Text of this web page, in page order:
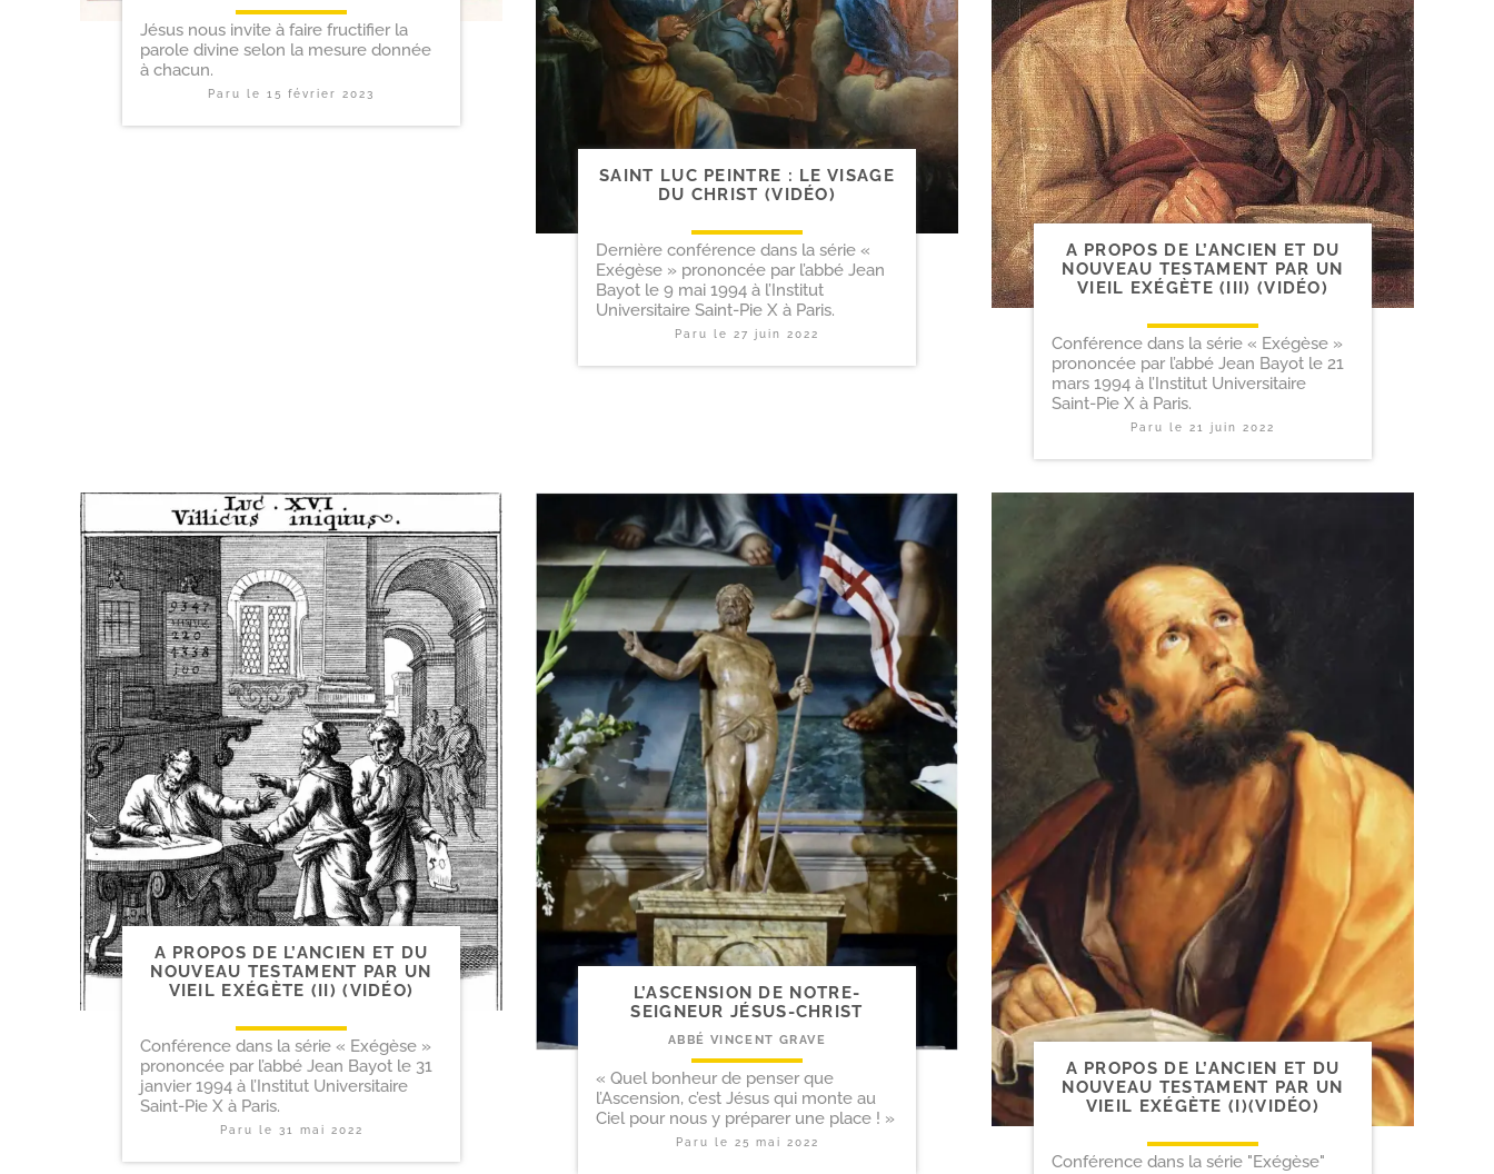
Jésus nous invite à faire fructifier la
parole divine selon la mesure donnée
à chacun.
Paru le 15 février 2023
SAINT LUC PEINTRE : LE VISAGE
DU CHRIST (VIDÉO)
Dernière conférence dans la série «
Exégèse » prononcée par l’abbé Jean
Bayot le 9 mai 1994 à l’Institut
Universitaire Saint-Pie X à Paris.
Paru le 27 juin 2022
A PROPOS DE L’ANCIEN ET DU
NOUVEAU TESTAMENT PAR UN
VIEIL EXÉGÈTE (III) (VIDÉO)
Conférence dans la série « Exégèse »
prononcée par l’abbé Jean Bayot le 21
mars 1994 à l’Institut Universitaire
Saint-Pie X à Paris.
Paru le 21 juin 2022
A PROPOS DE L’ANCIEN ET DU
NOUVEAU TESTAMENT PAR UN
VIEIL EXÉGÈTE (II) (VIDÉO)
Conférence dans la série « Exégèse »
prononcée par l’abbé Jean Bayot le 31
janvier 1994 à l’Institut Universitaire
Saint-Pie X à Paris.
Paru le 31 mai 2022
L’ASCENSION DE NOTRE-​
SEIGNEUR JÉSUS-CHRIST
ABBÉ VINCENT GRAVE
« Quel bonheur de penser que
l’Ascension, c’est Jésus qui monte au
Ciel pour nous y préparer une place ! »
Paru le 25 mai 2022
A PROPOS DE L’ANCIEN ET DU
NOUVEAU TESTAMENT PAR UN
VIEIL EXÉGÈTE (I)(VIDÉO)
Conférence dans la série "Exégèse"